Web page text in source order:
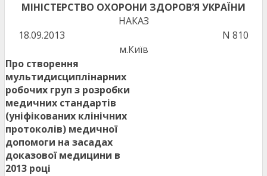
МІНІСТЕРСТВО ОХОРОНИ ЗДОРОВ’Я УКРАЇНИ
НАКАЗ
18.09.2013
N 810
м.Київ
Про створення
мультидисциплінарних
робочих груп з розробки
медичних стандартів
(уніфікованих клінічних
протоколів) медичної
допомоги на засадах
доказової медицини в
2013 році